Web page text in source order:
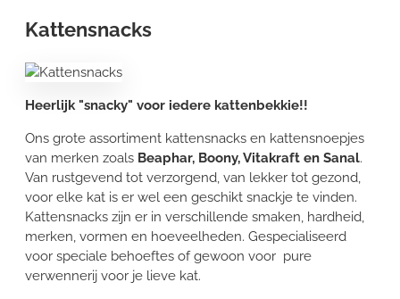
Kattensnacks
Heerlijk "snacky" voor iedere kattenbekkie!!
Ons grote assortiment kattensnacks en kattensnoepjes
van merken zoals Beaphar, Boony, Vitakraft en Sanal.
Van rustgevend tot verzorgend, van lekker tot gezond,
voor elke kat is er wel een geschikt snackje te vinden.
Kattensnacks zijn er in verschillende smaken, hardheid,
merken, vormen en hoeveelheden. Gespecialiseerd
voor speciale behoeftes of gewoon voor pure
verwennerij voor je lieve kat.